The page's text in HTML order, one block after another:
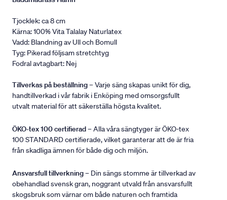
Tjocklek: ca 8 cm
Kärna: 100% Vita Talalay Naturlatex
Vadd: Blandning av Ull och Bomull
Tyg: Pikerad följsam stretchtyg
Fodral avtagbart: Nej
Tillverkas på beställning– Varje säng skapas unikt för dig,
handtillverkad i vår fabrik i Enköping med omsorgsfullt
utvalt material för att säkerställa högsta kvalitet.
ÖKO-tex 100 certifierad– Alla våra sängtyger är ÖKO-tex
100 STANDARD certifierade, vilket garanterar att de är fria
från skadliga ämnen för både dig och miljön.
Ansvarsfull tillverkning– Din sängs stomme är tillverkad av
obehandlad svensk gran, noggrant utvald från ansvarsfullt
skogsbruk som värnar om både naturen och framtida